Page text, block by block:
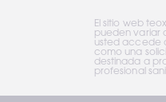
El sitio web
pueden variar
usted accede
como una
destinada a
profesional